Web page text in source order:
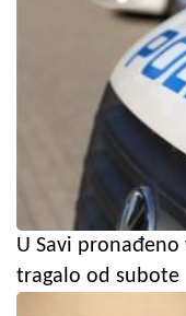
U Savi
tragalo od subote